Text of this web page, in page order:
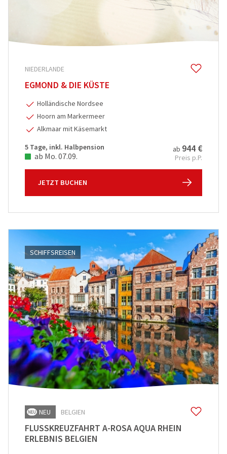
€ 5 000
NIEDERLANDE
EGMOND & DIE KÜSTE
Holländische Nordsee
Hoorn am Markermeer
Alkmaar mit Käsemarkt
5 Tage, inkl. Halbpension
ab Mo. 07.09.
ab 944 €
Preis p.P.
JETZT BUCHEN
SCHIFFSREISEN
NEU BELGIEN
FLUSSKREUZFAHRT A-ROSA AQUA RHEIN
ERLEBNIS BELGIEN